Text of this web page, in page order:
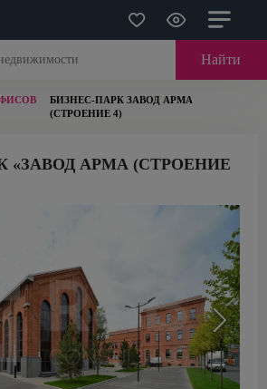
Найти
БИЗНЕС-ПАРК ЗАВОД АРМА
(СТРОЕНИЕ 4)
«ЗАВОД АРМА (СТРОЕНИЕ